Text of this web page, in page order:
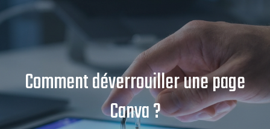
Comment déverrouiller une page
Canva ?